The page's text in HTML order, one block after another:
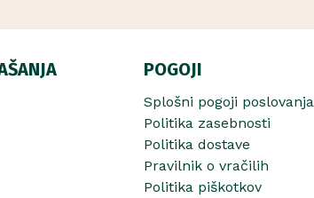
POGOJI
Splošni pogoji poslovanja
Politika zasebnosti
Politika dostave
Pravilnik o vračilih
Politika piškotkov